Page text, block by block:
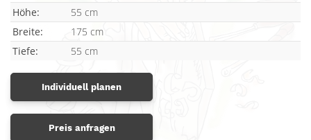
Höhe:
55 cm
Breite:
175 cm
Tiefe:
55 cm
Individuell planen
Preis anfragen